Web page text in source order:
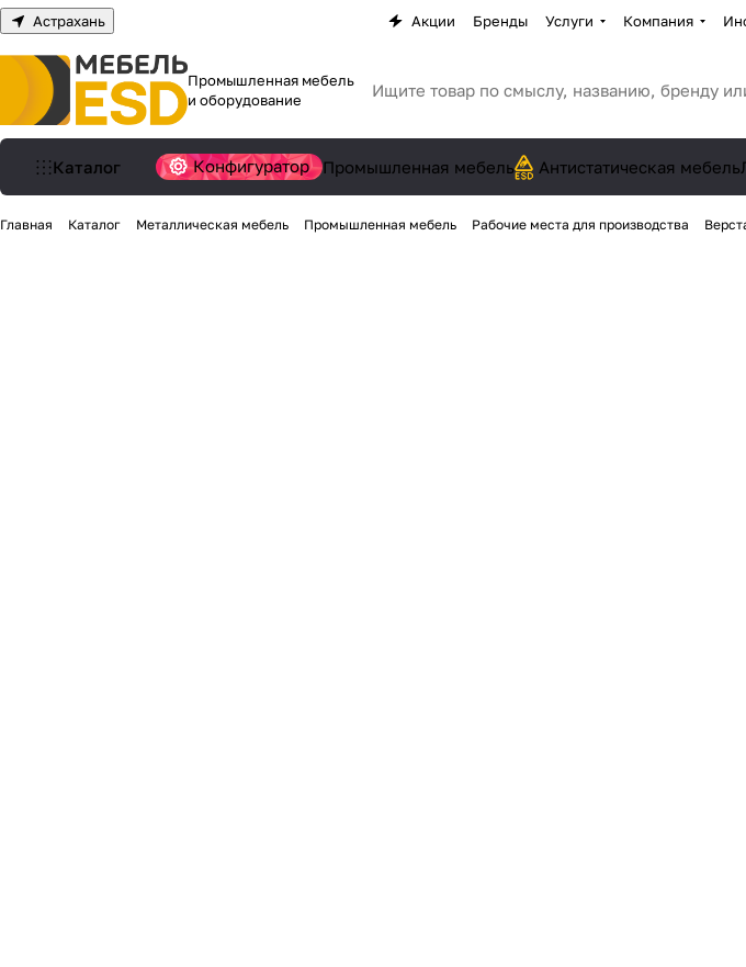
Астрахань Акции Бренды Услуги Компания
Промышленная мебель
и оборудование
Каталог Конфигуратор Промышленная мебель Антистатическая мебель
Главная Каталог Металлическая мебель Промышленная мебель Рабочие места для производства